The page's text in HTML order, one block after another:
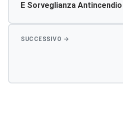
E Sorveglianza